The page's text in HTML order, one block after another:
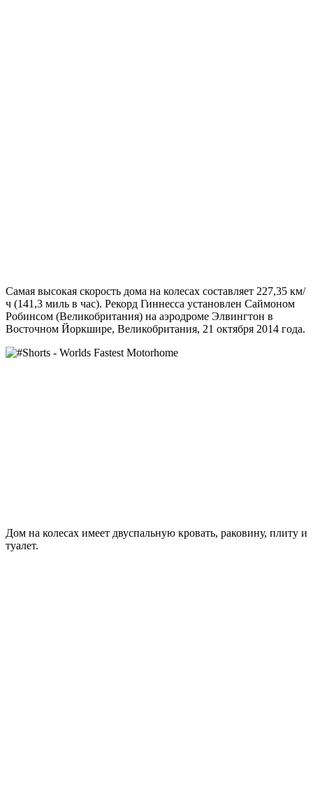
Самая высокая скорость дома на колесах составляет 227,35 км/
ч (141,3 миль в час). Рекорд Гиннесса установлен Саймоном
Робинсом (Великобритания) на аэродроме Элвингтон в
Восточном Йоркшире, Великобритания, 21 октября 2014 года.
Дом на колесах имеет двуспальную кровать, раковину, плиту и
туалет.